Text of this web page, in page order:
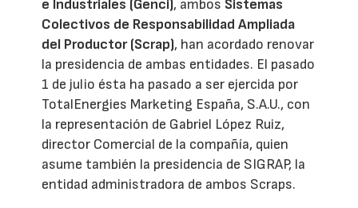
e Industriales (Genci), ambos Sistemas
Colectivos de Responsabilidad Ampliada
del Productor (Scrap), han acordado renovar
la presidencia de ambas entidades. El pasado
1 de julio ésta ha pasado a ser ejercida por
TotalEnergies Marketing España, S.A.U., con
la representación de Gabriel López Ruiz,
director Comercial de la compañía, quien
asume también la presidencia de SIGRAP, la
entidad administradora de ambos Scraps.